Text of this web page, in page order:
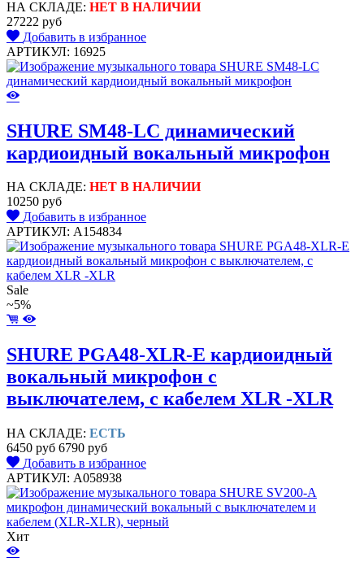
НА СКЛАДЕ: НЕТ В НАЛИЧИИ
27222 руб
Добавить в избранное
АРТИКУЛ: 16925
SHURE SM48-LC динамический
кардиоидный вокальный микрофон
НА СКЛАДЕ: НЕТ В НАЛИЧИИ
10250 руб
Добавить в избранное
АРТИКУЛ: A154834
Sale
~5%
SHURE PGA48-XLR-E кардиоидный
вокальный микрофон c
выключателем, с кабелем XLR -XLR
НА СКЛАДЕ: ЕСТЬ
6450 руб 6790 руб
Добавить в избранное
АРТИКУЛ: A058938
Хит